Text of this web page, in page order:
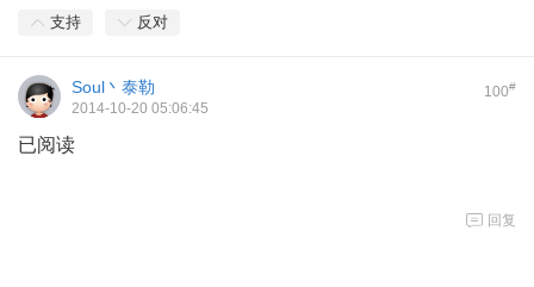
支持 反对
100#
Soul丶泰勒
2014-10-20 05:06:45
已阅读
回复